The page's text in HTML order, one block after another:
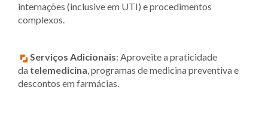
internações (inclusive em UTI) e procedimentos
complexos.
Serviços Adicionais: Aproveite a praticidade
da telemedicina, programas de medicina preventiva e
descontos em farmácias.